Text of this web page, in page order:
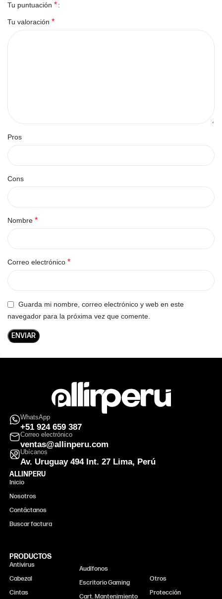
Tu puntuación *
Tu valoración *
Pros
Cons
Nombre *
Correo electrónico *
Guarda mi nombre, correo electrónico y web en este
navegador para la próxima vez que comente.
WhatsApp
+51 924 659 387
Correo electrónico
ventas@allinperu.com
Ubícanos
Av. Uruguay 494 Int. 27 Lima, Perú
ALLINPERU
Inicio
Nosotros
Contáctanos
Buscar factura
PRODUCTOS
Antivirus
Cabezal
Cintas
Audífonos
Escritorio Gaming
Cart. Mantenimiento
Otros
Protección